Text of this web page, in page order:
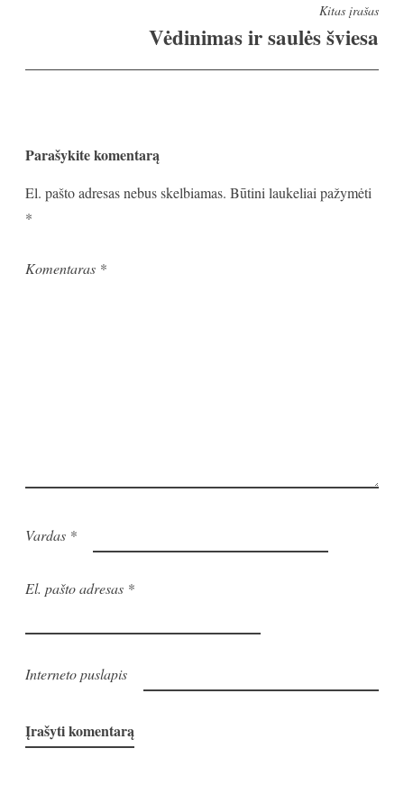
Kitas įrašas
Vėdinimas ir saulės šviesa
Parašykite komentarą
El. pašto adresas nebus skelbiamas. Būtini laukeliai pažymėti
*
Komentaras *
Vardas *
El. pašto adresas *
Interneto puslapis